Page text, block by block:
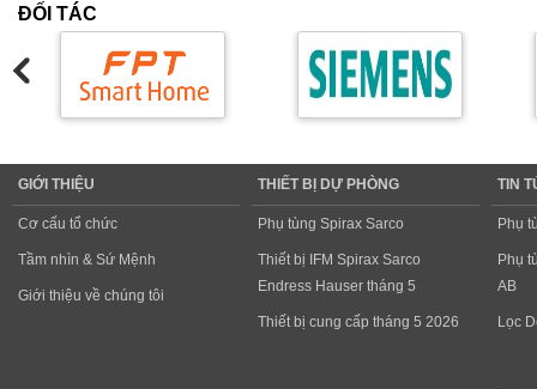
ĐỐI TÁC
GIỚI THIỆU
Cơ cấu tổ chức
Tầm nhìn & Sứ Mệnh
Giới thiệu về chúng tôi
THIẾT BỊ DỰ PHÒNG
Phụ tùng Spirax Sarco
Thiết bị IFM Spirax Sarco
Endress Hauser tháng 5
Thiết bị cung cấp tháng 5 2026
TIN
Phụ
Phụ
AB
Lọc